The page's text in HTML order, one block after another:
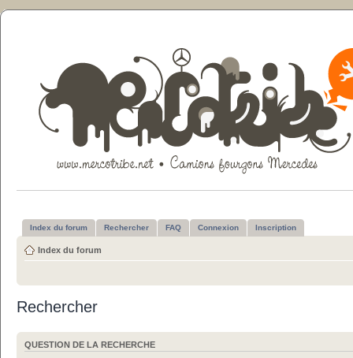
Index du forum Rechercher FAQ Connexion Inscription
Index du forum
Rechercher
QUESTION DE LA RECHERCHE